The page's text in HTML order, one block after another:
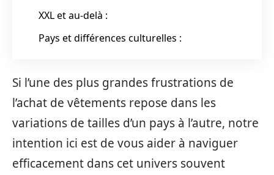
XXL et au-delà :
Pays et différences culturelles :
Si l’une des plus grandes frustrations de
l’achat de vêtements repose dans les
variations de tailles d’un pays à l’autre, notre
intention ici est de vous aider à naviguer
efficacement dans cet univers souvent